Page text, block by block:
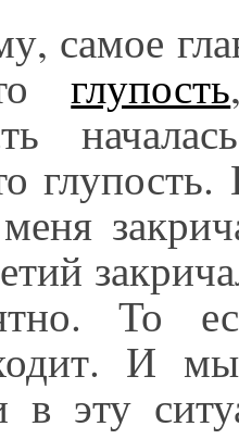
самое
тоглупость
То
И
в эту